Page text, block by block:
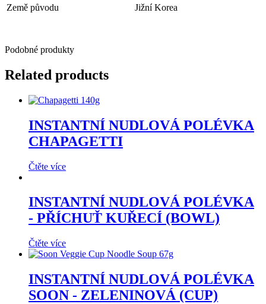
Země původu
Jižní Korea
Podobné produkty
Related products
INSTANTNÍ NUDLOVÁ POLÉVKA
CHAPAGETTI
Čtěte více
INSTANTNÍ NUDLOVÁ POLÉVKA
- PŘÍCHUŤ KUŘECÍ (BOWL)
Čtěte více
INSTANTNÍ NUDLOVÁ POLÉVKA
SOON - ZELENINOVÁ (CUP)